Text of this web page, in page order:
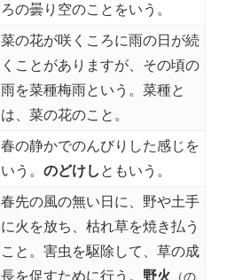
ろの曇り空のことをいう。
菜の花が咲くころに雨の日が続
くことがありますが、その頃の
雨を菜種梅雨という。菜種と
は、菜の花のこと。
春の静かでのんびりした感じを
いう。 のどけし ともいう。
春先の風の無い日に、野や土手
に火を放ち、枯れ草を焼き払う
こと。害虫を駆除して、草の成
長を促すために行う。 野火 （の